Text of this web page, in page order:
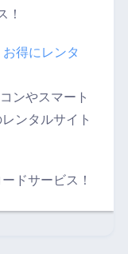
！
得にレンタ
ンやスマート
ンタルサイト
ドサービス！